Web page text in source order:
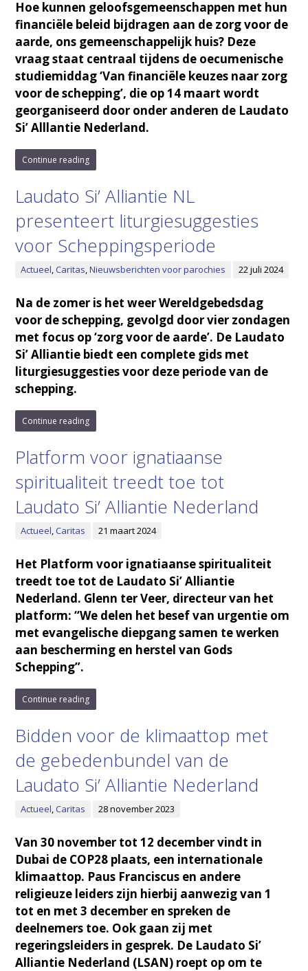
Hoe kunnen geloofsgemeenschappen met hun
financiële beleid bijdragen aan de zorg voor de
aarde, ons gemeenschappelijk huis? Deze
vraag staat centraal tijdens de oecumenische
studiemiddag‘Van financiële keuzes naar zorg
voor de schepping’, die op 14 maart wordt
georganiseerd door onder anderen de Laudato
Si’ Alllantie Nederland.
Continue reading
Laudato Si’ Alliantie NL
presenteert liturgiesuggesties
voor Scheppingsperiode
Actueel,Caritas,Nieuwsberichten voor parochies 22 juli 2024
Na de zomer is het weer Wereldgebedsdag
voor de schepping, gevolgd door vier zondagen
met focus op ‘zorg voor de aarde’. De Laudato
Si’ Alliantie biedt een complete gids met
liturgiesuggesties voor deze periode van de
schepping.
Continue reading
Platform voor ignatiaanse
spiritualiteit treedt toe tot
Laudato Si’ Alliantie Nederland
Actueel,Caritas 21 maart 2024
Het Platform voor ignatiaanse spiritualiteit
treedt toe tot de Laudato Si’ Alliantie
Nederland. Glenn ter Veer, directeur van het
platform: “We delen het besef van urgentie om
met evangelische diepgang samen te werken
aan bescherming en herstel van Gods
Schepping”.
Continue reading
Bidden voor de klimaattop met
de gebedenbundel van de
Laudato Si’ Alliantie Nederland
Actueel,Caritas 28 november 2023
Van 30 november tot 12 december vindt in
Dubai de COP28 plaats, een internationale
klimaattop. Paus Franciscus en andere
religieuze leiders zijn hierbij aanwezig van 1
tot en met 3 december en spreken de
deelnemers toe. Ook gaan zij met
regeringsleiders in gesprek. De Laudato Si’
Alliantie Nederland (LSAN) roept op om te